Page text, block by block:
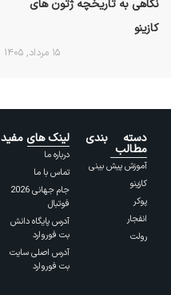
نگاهی به تاریخچه ژتون های
کازینو
۱۵ مرداد, ۱۴۰۵
دسته بندی
مطالب
آموزش پیش بینی
کازینو
پوکر
انفجار
رولت
لینک های مفید
درباره ما
تماس با ما
جام جهانی 2026
فوتبال
آدرس پایگاه دانش
بت فوروارد
آدرس اصلی سایت
بت فوروارد